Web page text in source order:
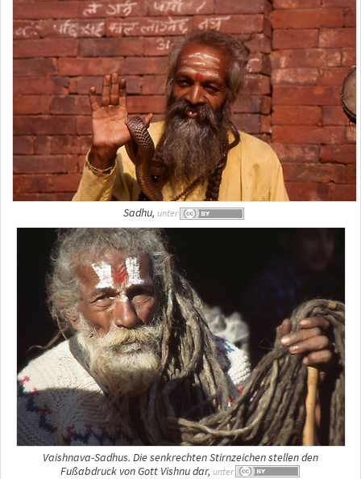
Sadhu, unter
Vaishnava-Sadhus. Die senkrechten Stirnzeichen stellen den
Fußabdruck von Gott Vishnu dar, unter